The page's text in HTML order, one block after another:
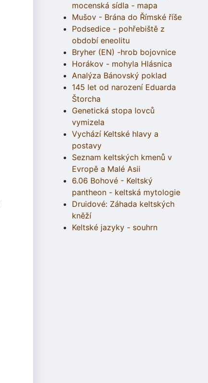
mocenská sídla - mapa
Mušov - Brána do Římské říše
Podsedice - pohřebiště z
období eneolitu
Bryher (EN) -hrob bojovnice
Horákov - mohyla Hlásnica
Analýza Bánovský poklad
145 let od narození Eduarda
Štorcha
Genetická stopa lovců
vymizela
Vychází Keltské hlavy a
postavy
Seznam keltských kmenů v
Evropě a Malé Asii
6.06 Bohové - Keltský
pantheon - keltská mytologie
Druidové: Záhada keltských
kněží
Keltské jazyky - souhrn